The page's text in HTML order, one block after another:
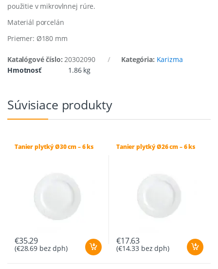
použitie v mikrovlnnej rúre.
Materiál porcelán
Priemer: Ø180 mm
Katalógové číslo: 20302090 Kategória: Karizma
Hmotnosť
1.86 kg
Súvisiace produkty
Tanier plytký Ø30 cm – 6 ks
€35.29
(€28.69 bez dph)
Tanier plytký Ø26 cm – 6 ks
€17.63
(€14.33 bez dph)